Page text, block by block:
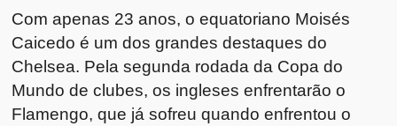
Com apenas 23 anos, o equatoriano Moisés
Caicedo é um dos grandes destaques do
Chelsea. Pela segunda rodada da Copa do
Mundo de clubes, os ingleses enfrentarão o
Flamengo, que já sofreu quando enfrentou o